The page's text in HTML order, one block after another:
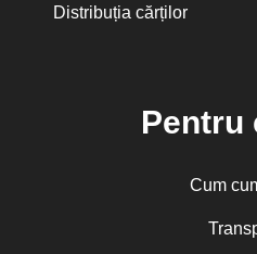
Distribuția cărților
Pentru
Cum